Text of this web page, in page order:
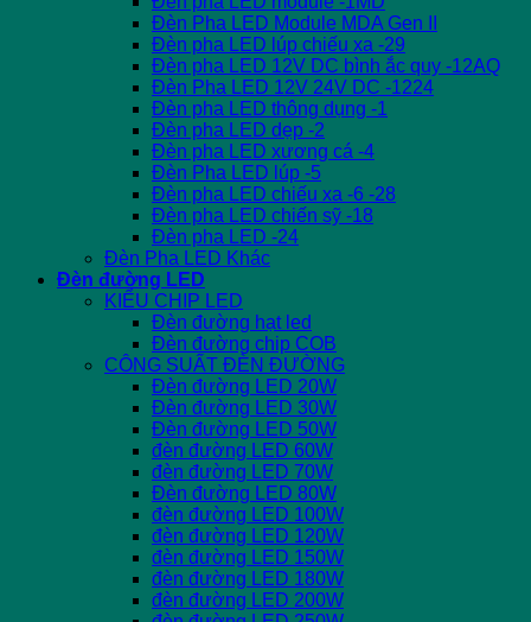
Đèn Pha LED Module MDA Gen II
Đèn pha LED lúp chiếu xa -29
Đèn pha LED 12V DC bình ắc quy -12AQ
Đèn Pha LED 12V 24V DC -1224
Đèn pha LED thông dụng -1
Đèn pha LED dẹp -2
Đèn pha LED xương cá -4
Đèn Pha LED lúp -5
Đèn pha LED chiếu xa -6 -28
Đèn pha LED chiến sỹ -18
Đèn pha LED -24
Đèn Pha LED Khác
Đèn đường LED
KIỂU CHIP LED
Đèn đường hạt led
Đèn đường chip COB
CÔNG SUẤT ĐÈN ĐƯỜNG
Đèn đường LED 20W
Đèn đường LED 30W
Đèn đường LED 50W
đèn đường LED 60W
đèn đường LED 70W
Đèn đường LED 80W
đèn đường LED 100W
đèn đường LED 120W
đèn đường LED 150W
đèn đường LED 180W
đèn đường LED 200W